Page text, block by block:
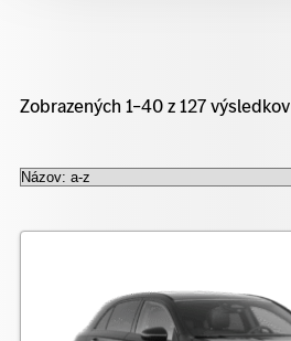
Zobrazených 1–40 z 127 výsledkov